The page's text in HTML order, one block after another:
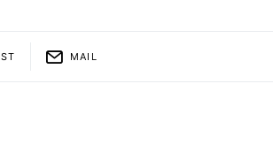
MAIL